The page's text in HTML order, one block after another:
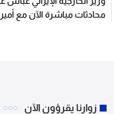
محادثات مباشرة الآن مع
زوارنا يقرؤون الآن